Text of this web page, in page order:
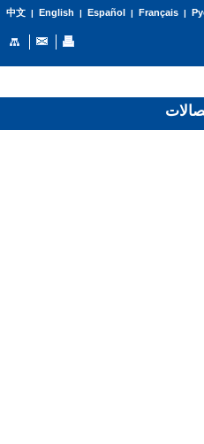
中文| English | Español | Français|